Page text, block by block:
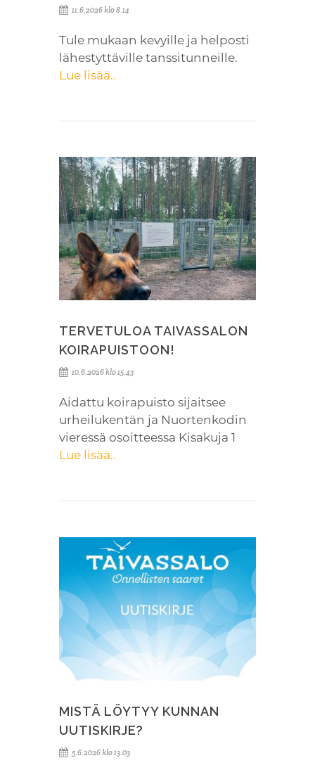
11.6.2026 klo 8.14
Tule mukaan kevyille ja helposti
lähestyttäville tanssitunneille.
Lue lisää..
TERVETULOA TAIVASSALON
KOIRAPUISTOON!
10.6.2026 klo 15.43
Aidattu koirapuisto sijaitsee
urheilukentän ja Nuortenkodin
vieressä osoitteessa Kisakuja 1
Lue lisää..
MISTÄ LÖYTYY KUNNAN
UUTISKIRJE?
5.6.2026 klo 13.03